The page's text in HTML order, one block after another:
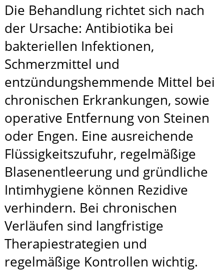
Die Behandlung richtet sich nach
der Ursache: Antibiotika bei
bakteriellen Infektionen,
Schmerzmittel und
entzündungshemmende Mittel bei
chronischen Erkrankungen, sowie
operative Entfernung von Steinen
oder Engen. Eine ausreichende
Flüssigkeitszufuhr, regelmäßige
Blasenentleerung und gründliche
Intimhygiene können Rezidive
verhindern. Bei chronischen
Verläufen sind langfristige
Therapiestrategien und
regelmäßige Kontrollen wichtig.